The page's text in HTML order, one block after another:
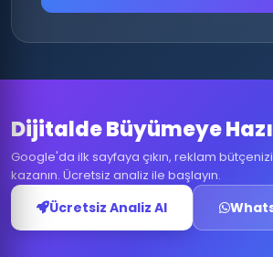
Dijitalde Büyümeye
Google'da ilk sayfaya çıkın, reklam
kazanın. Ücretsiz analiz ile başlayın.
Ücretsiz Analiz Al